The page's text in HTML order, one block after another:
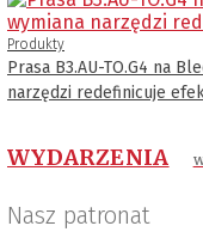
Produkty
Prasa B3.AU-TO.G4 na
narzędzi redefinicuje
WYDARZENIA
Nasz patronat